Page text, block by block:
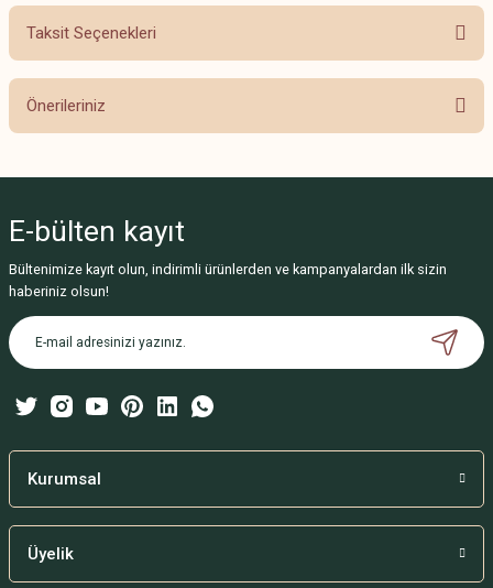
Bu ürüne ilk yorumu siz yapın!
Taksit Seçenekleri
Önerileriniz
Görüş ve önerileriniz için teşekkür ederiz.
Ürün resmi kalitesiz, bozuk veya görüntülenemiyor.
Ürün açıklamasında eksik bilgiler bulunuyor.
Ürün bilgilerinde hatalar bulunuyor.
Bu ürüne benzer farklı alternatifler olmalı.
E-bülten kayıt
Bültenimize kayıt olun, indirimli ürünlerden ve kampanyalardan ilk sizin
haberiniz olsun!
Kurumsal
Üyelik